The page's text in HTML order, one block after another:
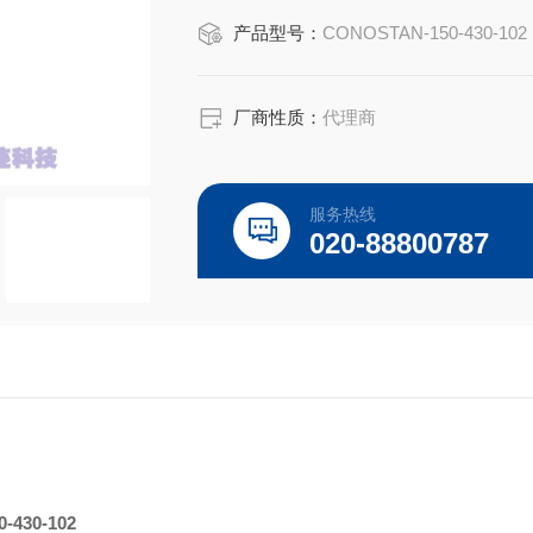
CONOSTAN S in Isooctane 50ppm
汽油中硫的存在会导致严重的环境问
产品型号： CONOSTAN-150-430-102
厂商性质：代理商
服务热线
020-88800787
430-102